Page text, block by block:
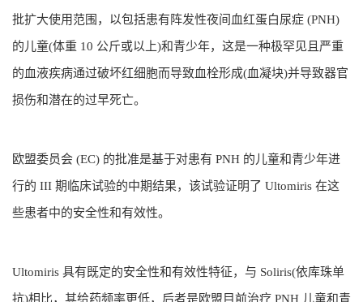
批扩大使用范围，以包括患有阵发性夜间血红蛋白尿症 (PNH)
的儿童(体重 10 公斤或以上)和青少年，这是一种极罕见且严重
的血液疾病通过破坏红细胞而导致血栓形成(血凝块)并导致器官
损伤和潜在的过早死亡。
欧盟委员会 (EC) 的批准是基于对患有 PNH 的儿童和青少年进
行的 III 期临床试验的中期结果，该试验证明了 Ultomiris 在这
些患者中的安全性和有效性。
Ultomiris 具有既定的安全性和有效性特征，与 Soliris(依库珠单
抗)相比，其给药频率更低，后者是欧盟目前治疗 PNH 儿童和青